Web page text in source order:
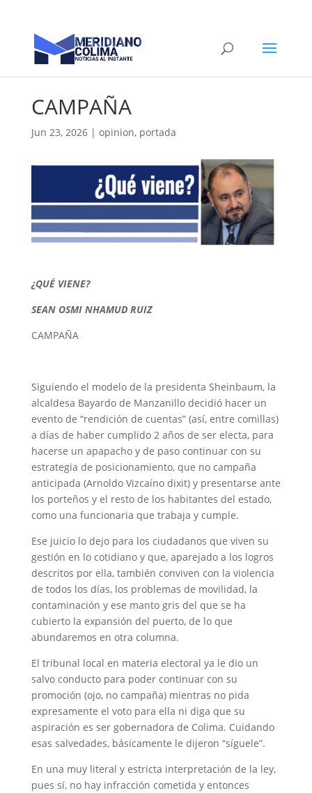
CAMPAÑA
Jun 23, 2026| opinion, portada
¿QUÉ VIENE?
SEAN OSMI NHAMUD RUIZ
CAMPAÑA
Siguiendo el modelo de la presidenta Sheinbaum, la
alcaldesa Bayardo de Manzanillo decidió hacer un
evento de “rendición de cuentas” (así, entre comillas)
a días de haber cumplido 2 años de ser electa, para
hacerse un apapacho y de paso continuar con su
estrategia de posicionamiento, que no campaña
anticipada (Arnoldo Vizcaíno dixit) y presentarse ante
los porteños y el resto de los habitantes del estado,
como una funcionaria que trabaja y cumple.
Ese juicio lo dejo para los ciudadanos que viven su
gestión en lo cotidiano y que, aparejado a los logros
descritos por ella, también conviven con la violencia
de todos los días, los problemas de movilidad, la
contaminación y ese manto gris del que se ha
cubierto la expansión del puerto, de lo que
abundaremos en otra columna.
El tribunal local en materia electoral ya le dio un
salvo conducto para poder continuar con su
promoción (ojo, no campaña) mientras no pida
expresamente el voto para ella ni diga que su
aspiración es ser gobernadora de Colima. Cuidando
esas salvedades, básicamente le dijeron “síguele”.
En una muy literal y estricta interpretación de la ley,
pues sí, no hay infracción cometida y entonces